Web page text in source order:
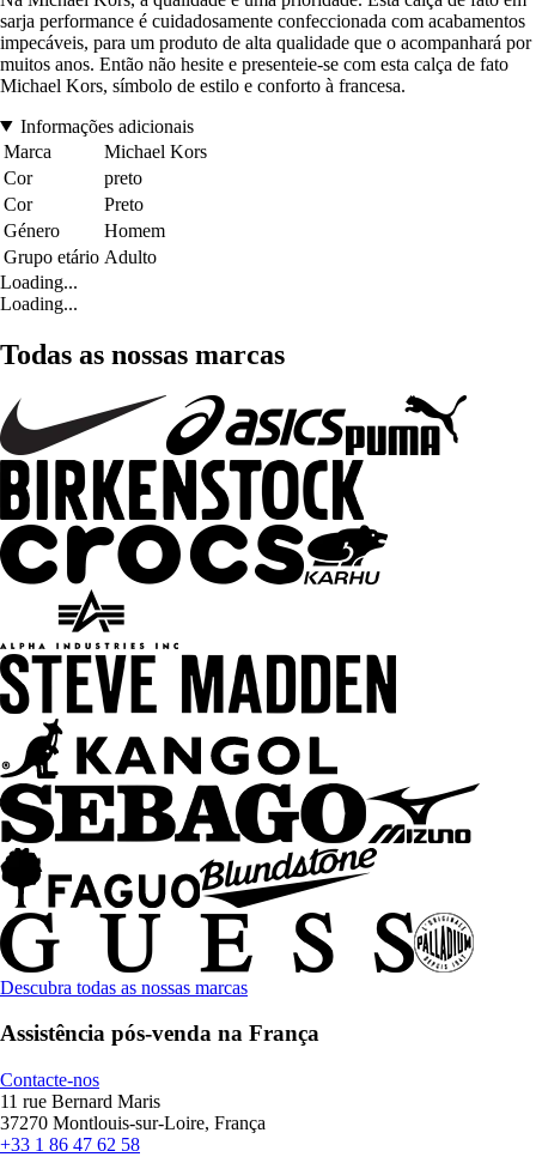
sarja performance é cuidadosamente confeccionada com acabamentos
impecáveis, para um produto de alta qualidade que o acompanhará por
muitos anos. Então não hesite e presenteie-se com esta calça de fato
Michael Kors, símbolo de estilo e conforto à francesa.
Informações adicionais
Marca
Michael Kors
Cor
preto
Cor
Preto
Género
Homem
Grupo etário Adulto
Loading...
Loading...
Todas as nossas marcas
Descubra todas as nossas marcas
Assistência pós-venda na França
Contacte-nos
11 rue Bernard Maris
37270 Montlouis-sur-Loire, França
+33 1 86 47 62 58